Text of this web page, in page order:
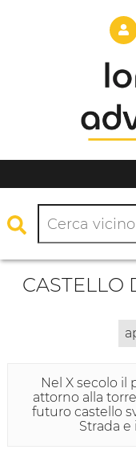
CASTELLO
Nel X secolo il
attorno alla
futuro castello
Strada e